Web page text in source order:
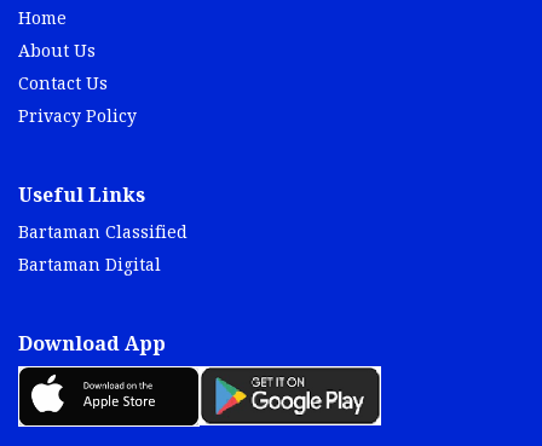
Home
About Us
Contact Us
Privacy Policy
Useful Links
Bartaman Classified
Bartaman Digital
Download App